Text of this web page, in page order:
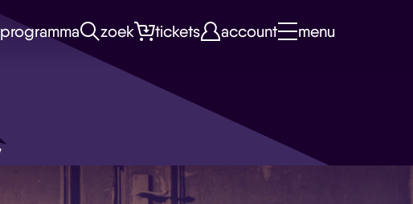
programma zoek tickets account menu